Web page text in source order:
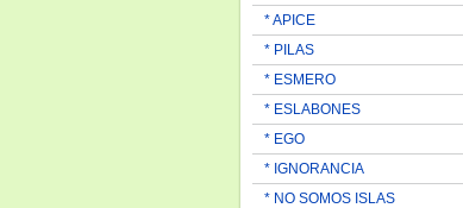
* APICE
* PILAS
* ESMERO
* ESLABONES
* EGO
* IGNORANCIA
* NO SOMOS ISLAS